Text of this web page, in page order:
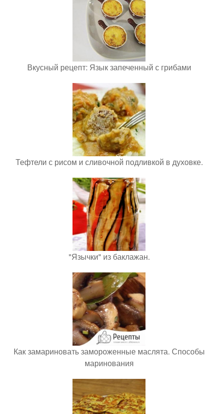
Вкусный рецепт: Язык запеченный с грибами
Тефтели с рисом и сливочной подливкой в духовке.
"Язычки" из баклажан.
Как замариновать замороженные маслята. Способы
маринования